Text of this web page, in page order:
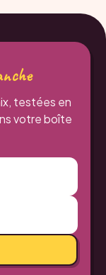
testées en
votre boîte